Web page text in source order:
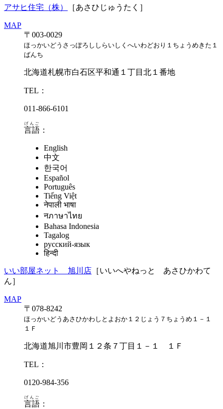
アサヒ住宅（株） ［あさひじゅうたく］
MAP
〒003-0029
ほっかいどうさっぽろししらいしくへいわどおり１ちょうめきた１
ばんち
北海道札幌市白石区平和通１丁目北１番地
TEL：
011-866-6101
言語
げんご
：
English
中文
한국어
Español
Português
Tiếng Việt
नेपाली भाषा
नภาษาไทย
Bahasa Indonesia
Tagalog
русский-язык
हिन्दी
いい部屋ネット 旭川店 ［いいへやねっと あさひかわて
ん］
MAP
〒078-8242
ほっかいどうあさひかわしとよおか１２じょう７ちょうめ１－１
１Ｆ
北海道旭川市豊岡１２条７丁目１－１ １Ｆ
TEL：
0120-984-356
言語
げんご
：